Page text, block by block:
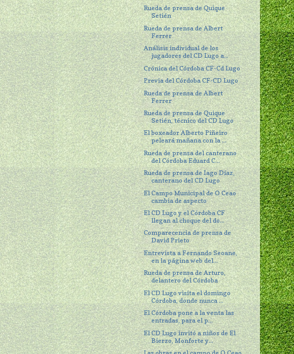
Rueda de prensa de Quique
Setién
Rueda de prensa de Albert
Ferrer
Análisis individual de los
jugadores del CD Lugo a...
Crónica del Córdoba CF-Cd Lugo
Previa del Córdoba CF-CD Lugo
Rueda de prensa de Albert
Ferrer
Rueda de prensa de Quique
Setién, técnico del CD Lugo
El boxeador Alberto Piñeiro
peleará mañana con la ...
Rueda de prensa del canterano
del Córdoba Eduard C...
Rueda de prensa de Iago Díaz,
canterano del CD Lugo
El Campo Municipal de O Ceao
cambia de aspecto
El CD Lugo y el Córdoba CF
llegan al choque del do...
Comparecencia de prensa de
David Prieto
Entrevista a Fernando Seoane,
en la página web del...
Rueda de prensa de Arturo,
delantero del Córdoba
El CD Lugo visita el domingo
Córdoba, donde nunca ...
El Córdoba pone a la venta las
entradas, para el p...
El CD Lugo invitó a niños de El
Bierzo, Monforte y...